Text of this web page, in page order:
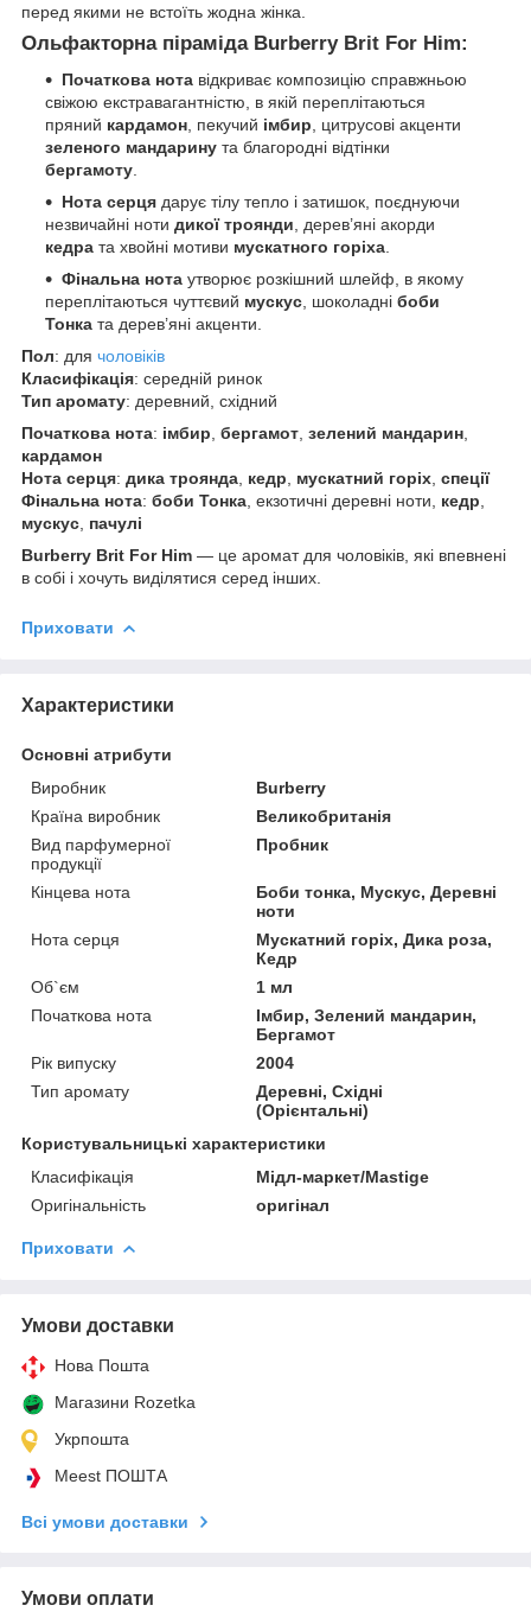
перед якими не встоїть жодна жінка.
Ольфакторна піраміда Burberry Brit For Him:
Початкова нота відкриває композицію справжньою
свіжою екстравагантністю, в якій переплітаються
пряний кардамон , пекучий імбир , цитрусові акценти
зеленого мандарину та благородні відтінки
бергамоту
Нота серця дарує тілу тепло і затишок, поєднуючи
незвичайні ноти дикої троянди , дерев’яні акорди
кедра та хвойні мотиви мускатного горіха
Фінальна нота утворює розкішний шлейф, в якому
переплітаються чуттєвий мускус , шоколадні боби
Тонка та дерев’яні акценти.
Пол: для чоловіків
Класифікація: середній ринок
Тип аромату: деревний, східний
Початкова нота: імбир бергамот зелений мандарин
кардамон
Нота серця: дика троянда кедр мускатний горіх спеції
Фінальна нота: боби Тонка , екзотичні деревні ноти, кедр
мускус пачулі
Burberry Brit For Him — це аромат для чоловіків, які впевнені
в собі і хочуть виділятися серед інших.
Приховати
Характеристики
Основні атрибути
Виробник
Burberry
Країна виробник
Великобританія
Вид парфумерної
продукції
Пробник
Кінцева нота
Боби тонка, Мускус, Деревні
ноти
Нота серця
Мускатний горіх, Дика роза,
Кедр
Об`єм
1 мл
Початкова нота
Імбир, Зелений мандарин,
Бергамот
Рік випуску
2004
Тип аромату
Деревні, Східні
(Орієнтальні)
Користувальницькі характеристики
Класифікація
Мідл-маркет/Mastige
Оригінальність
оригінал
Приховати
Умови доставки
Нова Пошта
Магазини Rozetka
Укрпошта
Meest ПОШТА
Всі умови доставки
Умови оплати